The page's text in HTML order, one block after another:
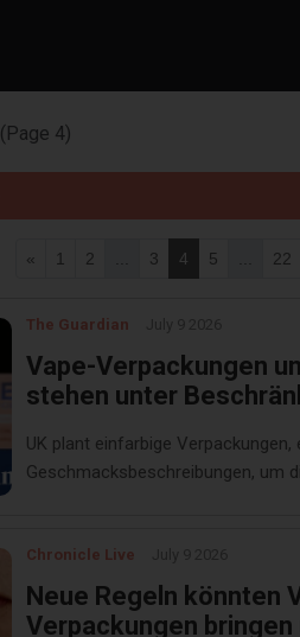
(Page 4)
« 1 2 3 4 5 22
The Guardian
Vape-Verpackungen
stehen unter
Kinder
UK plant einfarbige
Geschmacksbeschreibungen, um
Chronicle Live
Neue Regeln könnten
Verpackungen